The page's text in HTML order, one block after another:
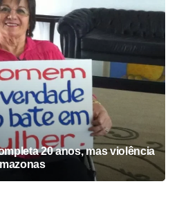
20 anos, mas violência